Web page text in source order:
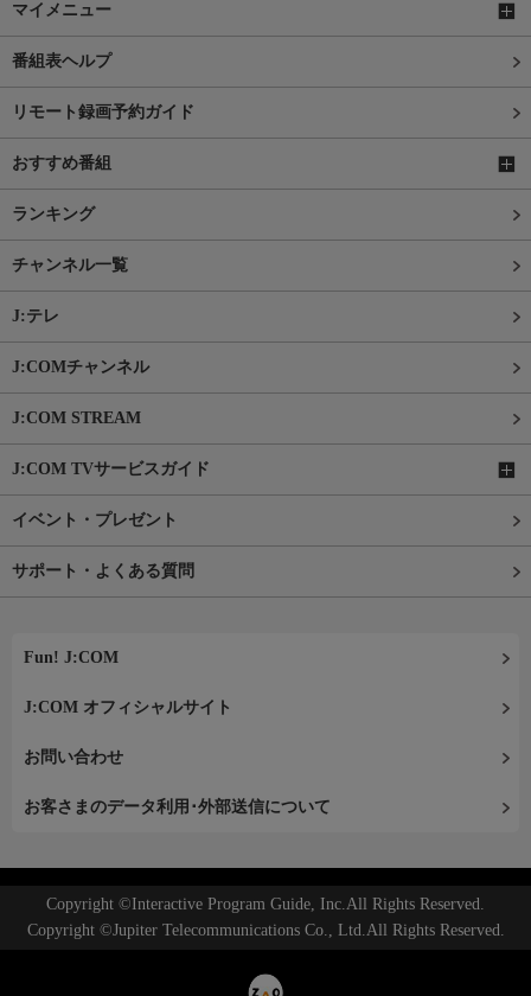
マイメニュー
番組表ヘルプ
リモート録画予約ガイド
おすすめ番組
ランキング
チャンネル一覧
J:テレ
J:COMチャンネル
J:COM STREAM
J:COM TVサービスガイド
イベント・プレゼント
サポート・よくある質問
Fun! J:COM
J:COM オフィシャルサイト
お問い合わせ
お客さまのデータ利用･外部送信について
Copyright ©Interactive Program Guide, Inc.All Rights Reserved.
Copyright ©Jupiter Telecommunications Co., Ltd.All Rights Reserved.